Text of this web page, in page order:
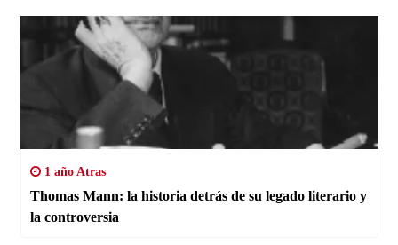
1 año Atras
Thomas Mann: la historia detrás de su legado literario y
la controversia